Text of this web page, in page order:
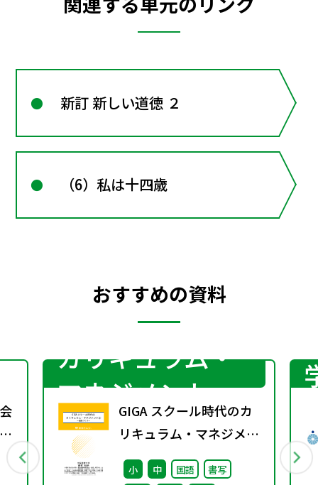
新訂 新しい道徳 ２
（6）私は十四歳
おすすめの資料
カリキュラム・
マネジメント
GIGA スクール時代のカ
リキュラム・マネジメン
ト②〜組織づくり～
小 中 国語
書写